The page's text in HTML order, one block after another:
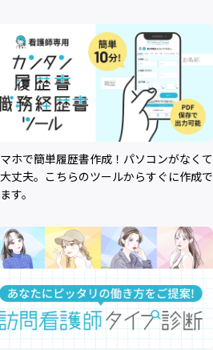
ホで簡単履歴書作成！パソコンがなくて
丈夫。こちらのツールからすぐに作成で
す。